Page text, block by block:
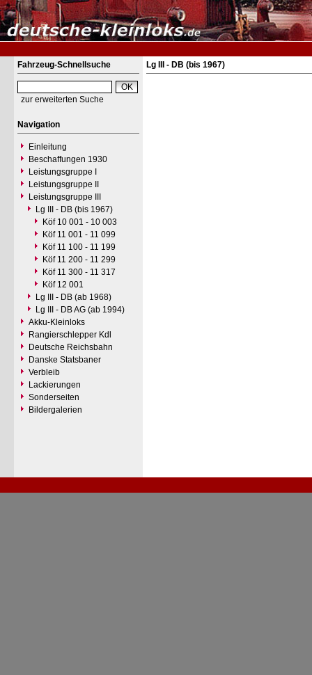
Fahrzeug-Schnellsuche
zur erweiterten Suche
Navigation
Einleitung
Beschaffungen 1930
Leistungsgruppe I
Leistungsgruppe II
Leistungsgruppe III
Lg III - DB (bis 1967)
Köf 10 001 - 10 003
Köf 11 001 - 11 099
Köf 11 100 - 11 199
Köf 11 200 - 11 299
Köf 11 300 - 11 317
Köf 12 001
Lg III - DB (ab 1968)
Lg III - DB AG (ab 1994)
Akku-Kleinloks
Rangierschlepper Kdl
Deutsche Reichsbahn
Danske Statsbaner
Verbleib
Lackierungen
Sonderseiten
Bildergalerien
Lg III - DB (bis 1967)